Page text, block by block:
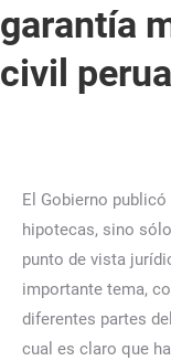
garantía
civil
El Gobierno publicó hoy el reglamento del régimen de garantía mobiliaria aplicado a todo bien mueble al que ... de proceso de ejecución de garantías … Es decir, no han caído todas las hipotecas, sino sólo las hipotecas subprime[13]por lo cual, es necesario un estudio bastante detallado de la hipoteca en el mundo, a efecto de buscarle solución, pero no sólo desde el punto de vista jurídico, sino con un enfoque de diferentes ramas del conocimiento humano, o dicho de otra forma con un enfoque multidisciplinario, lo cual mejorará el panorama de este importante tema, como es por cierto la caida de hipotecas subprime, y de esta forma poner fin a este problema, el cual ha causado problemas a muchas instituciones financieras de diferentes partes del mundo, ante lo cual en algunas partes de éste se ha subido el monto hasta el cual el estado responde por los depósitos bancarios en caso de quiebra del banco, por lo cual es claro que ha provocado cierre de muchos bancos. En todo caso hasta donde tenemos conocimiento no existe ningún proyecto de ley ni